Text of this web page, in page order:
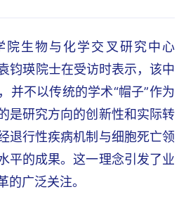
院生物与化学交叉研究中心
钧瑛院士在受访时表示，该中
并不以传统的学术“帽子”作为
是研究方向的创新性和实际转
退行性疾病机制与细胞死亡领
平的成果。这一理念引发了业
的广泛关注。